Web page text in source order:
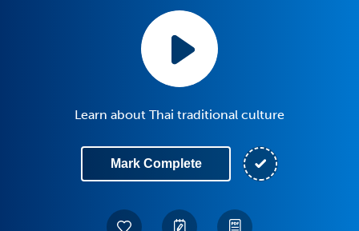
Learn about Thai traditional culture
Mark Complete